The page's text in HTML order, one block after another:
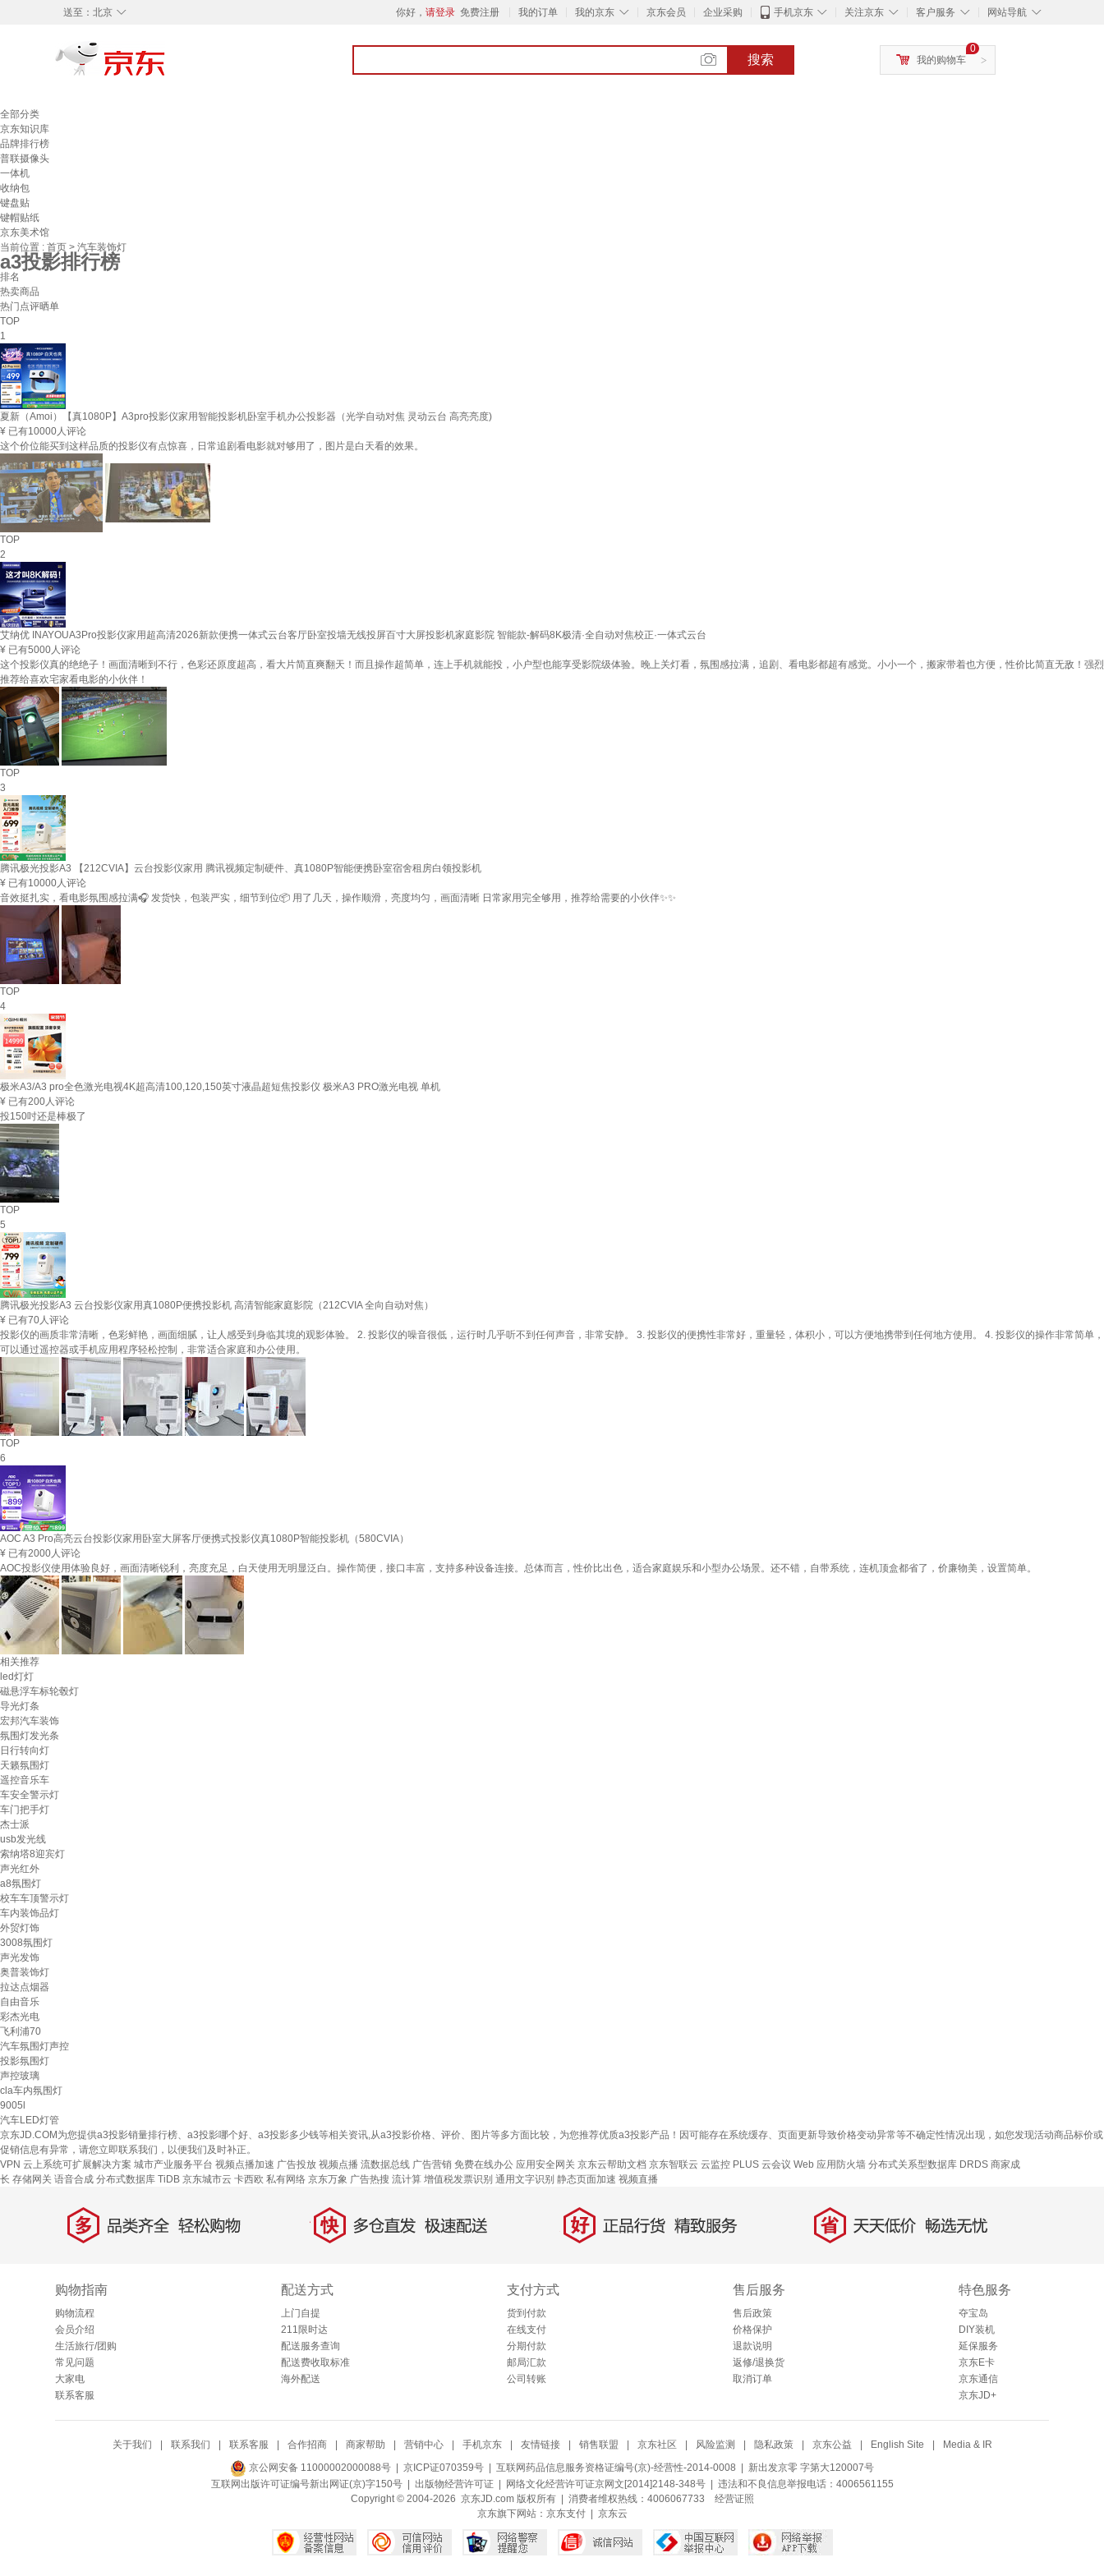
◇
送至： 北京 你好， 请登录 免费注册 我的订单 ◇
我的京东 京东会员 企业采购 ◇
手机京东 ◇
关注京东 ◇
客户服务 ◇
网站导航
搜索 >
0
我的购物车
全部分类
京东知识库
品牌排行榜
普联摄像头
一体机
收纳包
键盘贴
键帽贴纸
京东美术馆
当前位置 : 首页 > 汽车装饰灯
a3投影排行榜
排名
热卖商品
热门点评晒单
TOP
1
夏新（Amoi）【真1080P】A3pro投影仪家用智能投影机卧室手机办公投影器（光学自动对焦 灵动云台 高亮亮度)
¥ 已有10000人评论
这个价位能买到这样品质的投影仪有点惊喜，日常追剧看电影就对够用了，图片是白天看的效果。
TOP
2
艾纳优 INAYOUA3Pro投影仪家用超高清2026新款便携一体式云台客厅卧室投墙无线投屏百寸大屏投影机家庭影院 智能款-解码8K极清·全自动对焦校正·一体式云台
¥ 已有5000人评论
这个投影仪真的绝绝子！画面清晰到不行，色彩还原度超高，看大片简直爽翻天！而且操作超简单，连上手机就能投，小户型也能享受影院级体验。晚上关灯看，氛围感拉满，追剧、看电影都超有感觉。小小一个，搬家带着也方便，性价比简直无敌！强烈
推荐给喜欢宅家看电影的小伙伴！
TOP
3
腾讯极光投影A3 【212CVIA】云台投影仪家用 腾讯视频定制硬件、真1080P智能便携卧室宿舍租房白领投影机
¥ 已有10000人评论
音效挺扎实，看电影氛围感拉满🎧 发货快，包装严实，细节到位📦 用了几天，操作顺滑，亮度均匀，画面清晰 日常家用完全够用，推荐给需要的小伙伴✨✨
TOP
4
极米A3/A3 pro全色激光电视4K超高清100,120,150英寸液晶超短焦投影仪 极米A3 PRO激光电视 单机
¥ 已有200人评论
投150吋还是棒极了
TOP
5
腾讯极光投影A3 云台投影仪家用真1080P便携投影机 高清智能家庭影院（212CVIA 全向自动对焦）
¥ 已有70人评论
投影仪的画质非常清晰，色彩鲜艳，画面细腻，让人感受到身临其境的观影体验。 2. 投影仪的噪音很低，运行时几乎听不到任何声音，非常安静。 3. 投影仪的便携性非常好，重量轻，体积小，可以方便地携带到任何地方使用。 4. 投影仪的操作非常简单，
可以通过遥控器或手机应用程序轻松控制，非常适合家庭和办公使用。
TOP
6
AOC A3 Pro高亮云台投影仪家用卧室大屏客厅便携式投影仪真1080P智能投影机（580CVIA）
¥ 已有2000人评论
AOC投影仪使用体验良好，画面清晰锐利，亮度充足，白天使用无明显泛白。操作简便，接口丰富，支持多种设备连接。总体而言，性价比出色，适合家庭娱乐和小型办公场景。还不错，自带系统，连机顶盒都省了，价廉物美，设置简单。
相关推荐
led灯灯
磁悬浮车标轮毂灯
导光灯条
宏邦汽车装饰
氛围灯发光条
日行转向灯
天籁氛围灯
遥控音乐车
车安全警示灯
车门把手灯
杰士派
usb发光线
索纳塔8迎宾灯
声光红外
a8氛围灯
校车车顶警示灯
车内装饰品灯
外贸灯饰
3008氛围灯
声光发饰
奥普装饰灯
拉达点烟器
自由音乐
彩杰光电
飞利浦70
汽车氛围灯声控
投影氛围灯
声控玻璃
cla车内氛围灯
9005l
汽车LED灯管
京东JD.COM为您提供a3投影销量排行榜、a3投影哪个好、a3投影多少钱等相关资讯,从a3投影价格、评价、图片等多方面比较，为您推荐优质a3投影产品！因可能存在系统缓存、页面更新导致价格变动异常等不确定性情况出现，如您发现活动商品标价或
促销信息有异常，请您立即联系我们，以便我们及时补正。
VPN 云上系统可扩展解决方案 城市产业服务平台 视频点播加速 广告投放 视频点播 流数据总线 广告营销 免费在线办公 应用安全网关 京东云帮助文档 京东智联云 云监控 PLUS 云会议 Web 应用防火墙 分布式关系型数据库 DRDS 商家成
长 存储网关 语音合成 分布式数据库 TiDB 京东城市云 卡西欧 私有网络 京东万象 广告热搜 流计算 增值税发票识别 通用文字识别 静态页面加速 视频直播
多 品类齐全，轻松购物 快 多仓直发，极速配送 好 正品行货，精致服务 省 天天低价，畅选无忧
购物指南
购物流程
会员介绍
生活旅行/团购
常见问题
大家电
联系客服
配送方式
上门自提
211限时达
配送服务查询
配送费收取标准
海外配送
支付方式
货到付款
在线支付
分期付款
邮局汇款
公司转账
售后服务
售后政策
价格保护
退款说明
返修/退换货
取消订单
特色服务
夺宝岛
DIY装机
延保服务
京东E卡
京东通信
京东JD+
关于我们 联系我们 联系客服 合作招商 商家帮助 营销中心 手机京东 友情链接 销售联盟 京东社区 风险监测 隐私政策 京东公益 English Site Media & IR
京公网安备 11000002000088号 | 京ICP证070359号 | 互联网药品信息服务资格证编号(京)-经营性-2014-0008 | 新出发京零 字第大120007号
互联网出版许可证编号新出网证(京)字150号 | 出版物经营许可证| 网络文化经营许可证京网文[2014]2148-348号| 违法和不良信息举报电话：4006561155
Copyright © 2004-2026 京东JD.com 版权所有 | 消费者维权热线：4006067733 经营证照
京东旗下网站： 京东支付| 京东云